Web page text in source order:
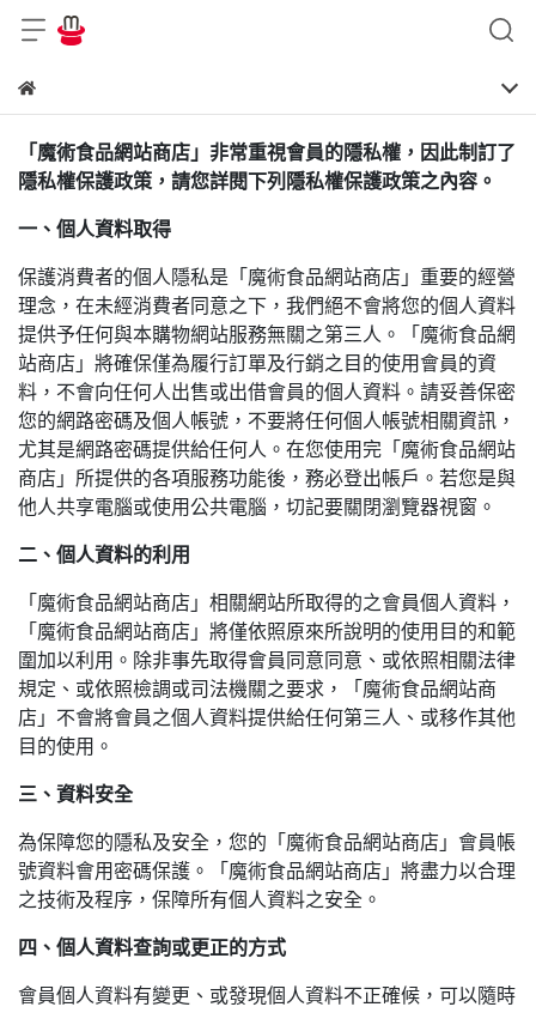
「魔術食品網站商店」非常重視會員的隱私權，因此制訂了
隱私權保護政策，請您詳閱下列隱私權保護政策之內容。
一、個人資料取得
保護消費者的個人隱私是「魔術食品網站商店」重要的經營
理念，在未經消費者同意之下，我們絕不會將您的個人資料
提供予任何與本購物網站服務無關之第三人。「魔術食品網
站商店」將確保僅為履行訂單及行銷之目的使用會員的資
料，不會向任何人出售或出借會員的個人資料。請妥善保密
您的網路密碼及個人帳號，不要將任何個人帳號相關資訊，
尤其是網路密碼提供給任何人。在您使用完「魔術食品網站
商店」所提供的各項服務功能後，務必登出帳戶。若您是與
他人共享電腦或使用公共電腦，切記要關閉瀏覽器視窗。
二、個人資料的利用
「魔術食品網站商店」相關網站所取得的之會員個人資料，
「魔術食品網站商店」將僅依照原來所說明的使用目的和範
圍加以利用。除非事先取得會員同意同意、或依照相關法律
規定、或依照檢調或司法機關之要求，「魔術食品網站商
店」不會將會員之個人資料提供給任何第三人、或移作其他
目的使用。
三、資料安全
為保障您的隱私及安全，您的「魔術食品網站商店」會員帳
號資料會用密碼保護。「魔術食品網站商店」將盡力以合理
之技術及程序，保障所有個人資料之安全。
四、個人資料查詢或更正的方式
會員個人資料有變更、或發現個人資料不正確候，可以隨時